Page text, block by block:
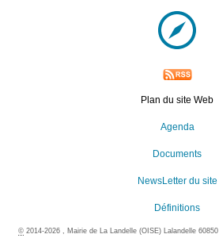
Plan du site Web
Agenda
Documents
NewsLetter du site
Définitions
©2014-2026 , Mairie de La Landelle (OISE) Lalandelle 60850